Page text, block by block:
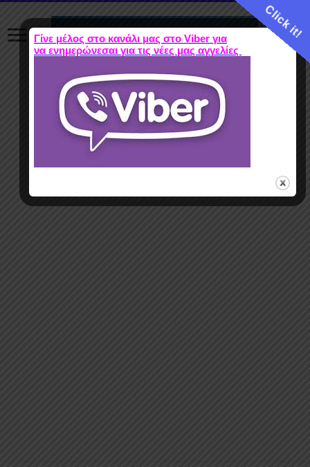
Click it!
Γίνε μέλος στο κανάλι μας στο Viber για
να ενημερώνεσαι για τις νέες μας αγγελίες